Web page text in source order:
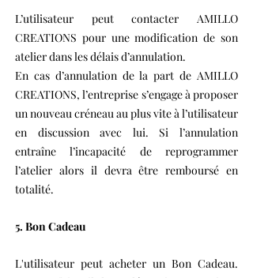
L’utilisateur peut contacter AMILLO
CREATIONS pour une modification de son
atelier dans les délais d’annulation.
En cas d’annulation de la part de AMILLO
CREATIONS, l’entreprise s’engage à proposer
un nouveau créneau au plus vite à l’utilisateur
en discussion avec lui. Si l’annulation
entraîne l’incapacité de reprogrammer
l’atelier alors il devra être remboursé en
totalité.
5. Bon Cadeau
L'utilisateur peut acheter un Bon Cadeau.